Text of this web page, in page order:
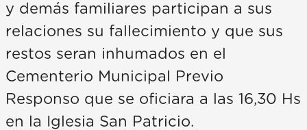
y demás familiares participan a sus
relaciones su fallecimiento y que sus
restos seran inhumados en el
Cementerio Municipal Previo
Responso que se oficiara a las 16,30 Hs
en la Iglesia San Patricio.